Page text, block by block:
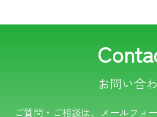
お問い合
ご質問・ご相談は、メールフォ
電話でのお問